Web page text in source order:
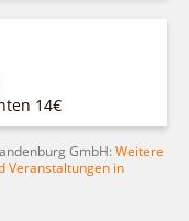
14€
GmbH:Weitere
Veranstaltungen in